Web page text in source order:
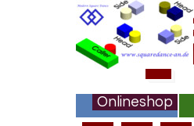
Direkt zum Seiteninhalt
Startseite
Onlineshop